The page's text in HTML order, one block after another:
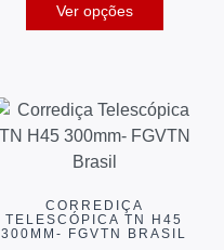
Ver opções
CORREDIÇA
TELESCÓPICA TN H45
300MM- FGVTN BRASIL